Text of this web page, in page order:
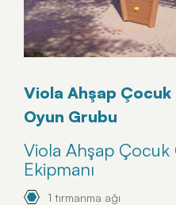
Viola Ahşap Çocuk
Oyun Grubu
Viola Ahşap Çocuk
Ekipmanı
1 tırmanma ağı